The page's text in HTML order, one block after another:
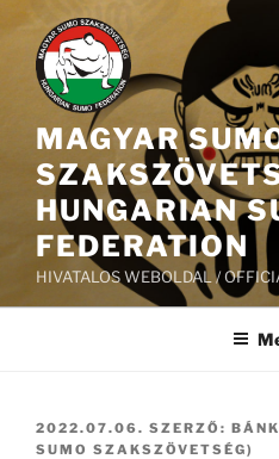
Tartalomhoz
MAGYAR
HUNGARIAN
FEDERATION
HIVATALOS WEBOLDAL /
BEKÜLDVE:
2022.07.06. SZERZŐ:
SUMO SZAKSZÖVETSÉG)